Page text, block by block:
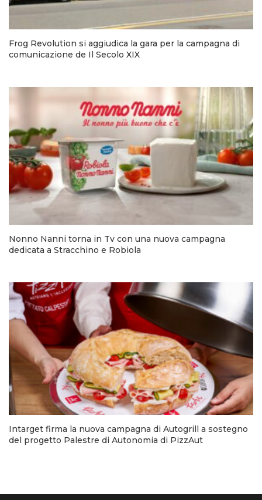
Frog Revolution si aggiudica la gara per la campagna di
comunicazione de Il Secolo XIX
Nonno Nanni torna in Tv con una nuova campagna
dedicata a Stracchino e Robiola
Intarget firma la nuova campagna di Autogrill a sostegno
del progetto Palestre di Autonomia di PizzAut